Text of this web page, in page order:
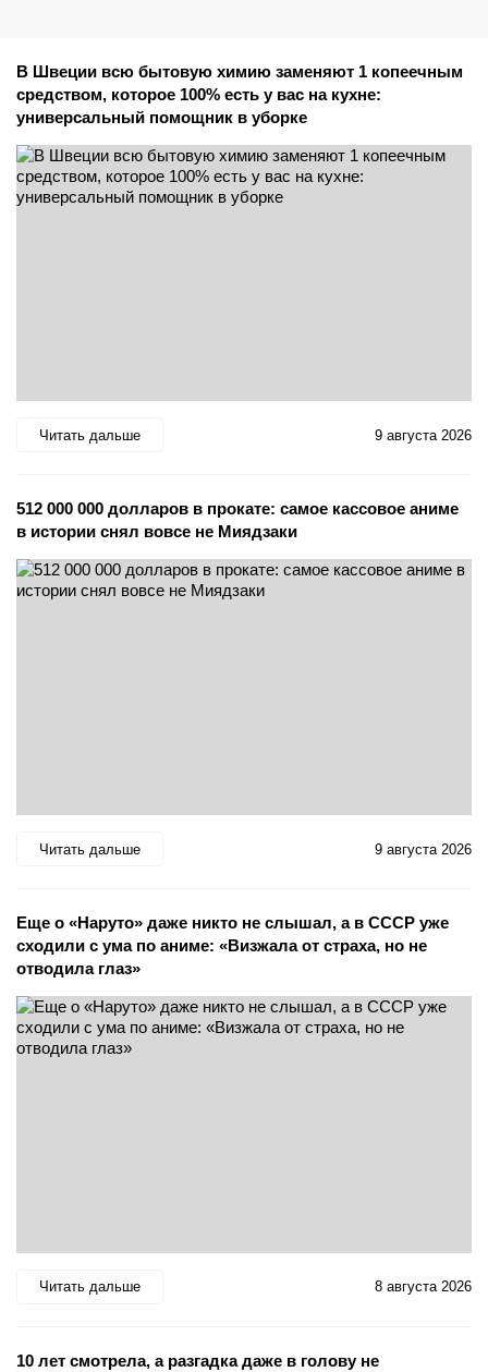
В Швеции всю бытовую химию заменяют 1 копеечным
средством, которое 100% есть у вас на кухне:
универсальный помощник в уборке
Читать дальше 9 августа 2026
512 000 000 долларов в прокате: самое кассовое аниме
в истории снял вовсе не Миядзаки
Читать дальше 9 августа 2026
Еще о «Наруто» даже никто не слышал, а в СССР уже
сходили с ума по аниме: «Визжала от страха, но не
отводила глаз»
Читать дальше 8 августа 2026
10 лет смотрела, а разгадка даже в голову не